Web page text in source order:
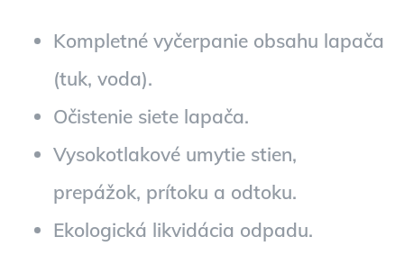
Kompletné vyčerpanie obsahu lapača
(tuk, voda).
Očistenie siete lapača.
Vysokotlakové umytie stien,
prepážok, prítoku a odtoku.
Ekologická likvidácia odpadu.